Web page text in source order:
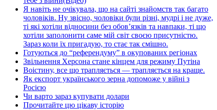
Я навіть не очікувала, що на сайті знайомств так багато
чоловіків. Ну звісно, чоловіки були різні, мудрі і не дуже,
ті які хотіли відносини без обов’язків та навпаки, ті що
хотіли заполонити саме мій світ своєю присутністю.
Зараз коли їх пригадую, то стає так смішно.
Готуються до “референдуму” в окупованих регіонах
Звільнення Херсона стане кінцем для режиму Путіна
Воістину, все що трапляється — трапляється на краще.
Як експорт українського зерна допоможе у війні з
Росією
Чи варто зараз купувати долари
Прочитайте цю цікаву історію